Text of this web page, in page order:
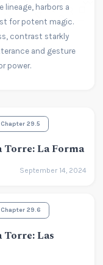
lineage, harbors a
for potent magic.
contrast starkly
and gesture
power.
Chapter 29.5
Torre: La Forma
September 14, 2024
Chapter 29.6
Torre: Las